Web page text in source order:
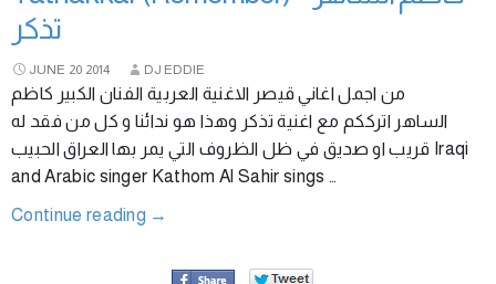
تذكر
JUNE 20 2014 DJ EDDIE
من اجمل اغاني قيصر الاغنية العربية الفنان الكبير كاظم
الساهر اترككم مع اغنية تذكر وهذا هو ندائنا و كل من فقد له
قريب او صديق في ظل الظروف التي يمر بها العراق الحبيب Iraqi
and Arabic singer Kathom Al Sahir sings …
Continue reading →